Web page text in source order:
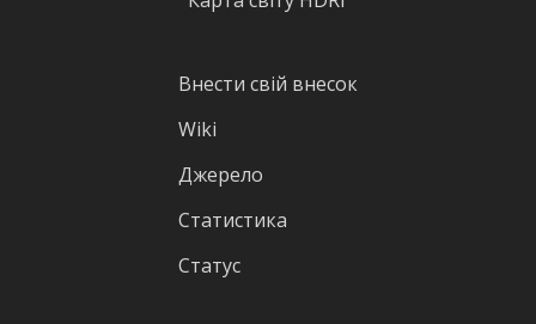
Внести свій внесок
Wiki
Джерело
Статистика
Статус